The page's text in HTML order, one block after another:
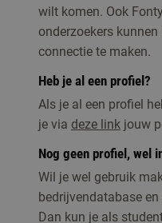
wilt komen. Ook
onderzoekers
connectie te maken.
Heb je al een profiel?
Als je al een profiel
je via deze link jouw
Nog geen profiel, wel
Wil je wel gebruik
bedrijvendatabase
Dan kun je als